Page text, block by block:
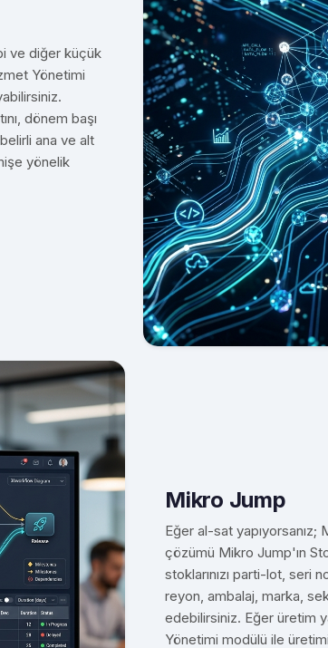
ve diğer küçük
Yönetimi
dönem başı
ana ve alt
yönelik
Mikro Jump
Eğer al-sat
çözümü Mikro Jump'ın
stoklarınızı parti-lot, seri
reyon, ambalaj, marka,
edebilirsiniz. Eğer üretim
Yönetimi modülü ile